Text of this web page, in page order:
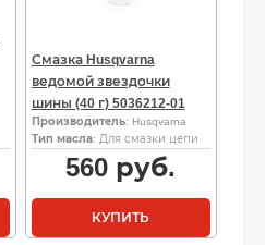
Смазка Husqvarna
ведомой звездочки
шины (40 г) 5036212-01
Производитель: Husqvarna
Тип масла: Для смазки цепи
560 руб.
КУПИТЬ